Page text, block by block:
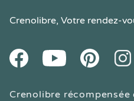
Crenolibre, Votre rendez-
FacebookYoutube Pintereset
Crenolibre